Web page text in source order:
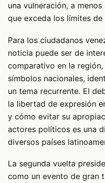
una vulneración, a
que exceda los límites
Para los ciudadanos
noticia puede ser de
comparativo en la
símbolos nacionales,
un tema recurrente. El
la libertad de expresión
y cómo evitar su
actores políticos es una
diversos países
La segunda vuelta
como un evento de gran